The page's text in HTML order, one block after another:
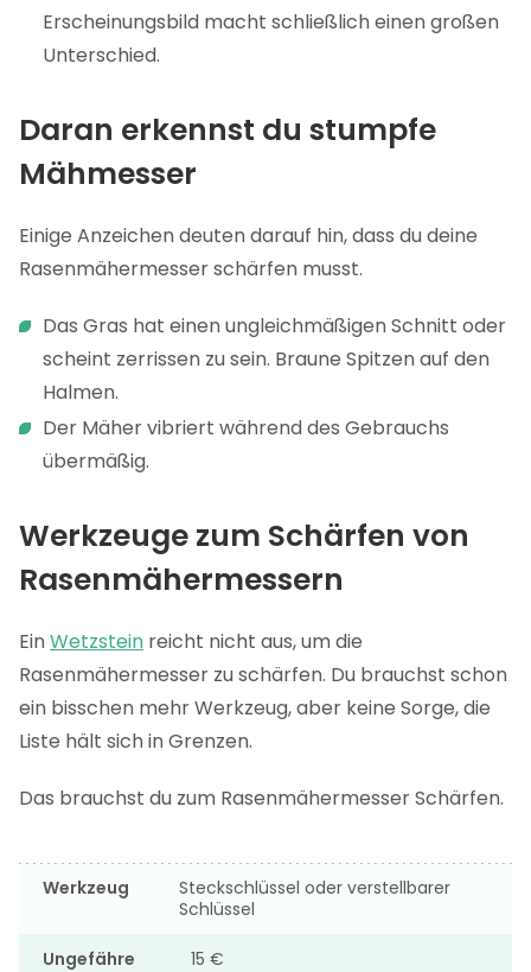
Erscheinungsbild macht schließlich einen großen
Unterschied.
Daran erkennst du stumpfe
Mähmesser
Einige Anzeichen deuten darauf hin, dass du deine
Rasenmähermesser schärfen musst.
Das Gras hat einen ungleichmäßigen Schnitt oder
scheint zerrissen zu sein. Braune Spitzen auf den
Halmen.
Der Mäher vibriert während des Gebrauchs
übermäßig.
Werkzeuge zum Schärfen von
Rasenmähermessern
EinWetzstein reicht nicht aus, um die
Rasenmähermesser zu schärfen. Du brauchst schon
ein bisschen mehr Werkzeug, aber keine Sorge, die
Liste hält sich in Grenzen.
Das brauchst du zum Rasenmähermesser Schärfen.
Werkzeug
Steckschlüssel oder verstellbarer
Schlüssel
Ungefähre
15 €